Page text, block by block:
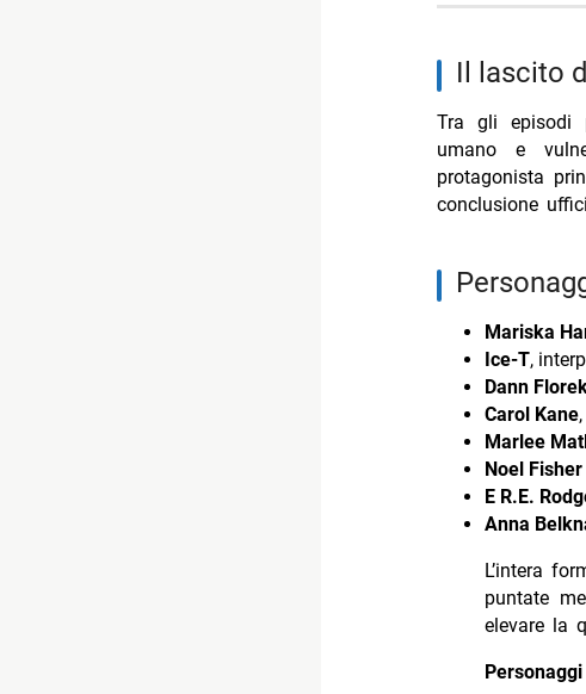
Il lascito
Tra gli episodi
umano e
protagonista
conclusione
Mariska
Ice-T,
Dann
Carol Kane
Marlee
Noel Fisher
E R.E.
Anna
L’intera
puntate
elevare la